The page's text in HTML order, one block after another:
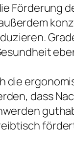
Förderung
dass